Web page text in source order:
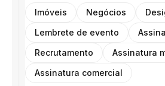
Imóveis Negócios
Lembrete de evento
Recrutamento
Assinatura
Assinatura comercial